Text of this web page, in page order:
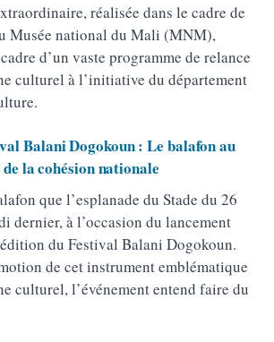
réalisée dans le cadre de
Musée national du Mali (MNM),
d’un vaste programme de relance
culturel à l’initiative du département
Balani Dogokoun : Le balafon au
la cohésion nationale
que l’esplanade du Stade du 26
dernier, à l’occasion du lancement
du Festival Balani Dogokoun.
de cet instrument emblématique
culturel, l’événement entend faire du